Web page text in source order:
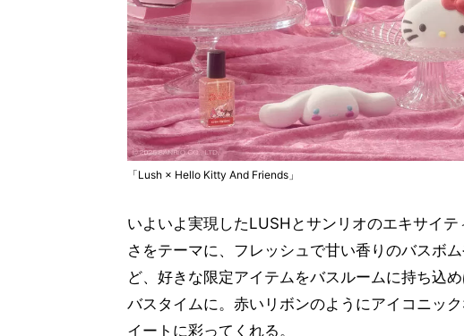
「Lush × Hello Kitty And Friends」
いよいよ実現したLUSHとサンリオのエキサイ
さをテーマに、フレッシュで甘い香りのバスボ
ど、好きな限定アイテムをバスルームに持ち込
バスタイムに。赤いリボンのようにアイコニッ
イートに彩ってくれる。